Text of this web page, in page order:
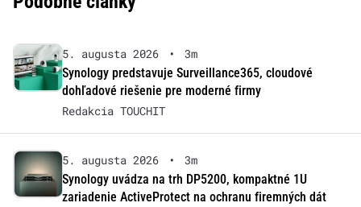
5. augusta 2026 •
3m
Synology predstavuje Surveillance365, cloudové
dohľadové riešenie pre moderné firmy
Redakcia TOUCHIT
5. augusta 2026 •
3m
Synology uvádza na trh DP5200, kompaktné 1U
zariadenie ActiveProtect na ochranu firemných dát